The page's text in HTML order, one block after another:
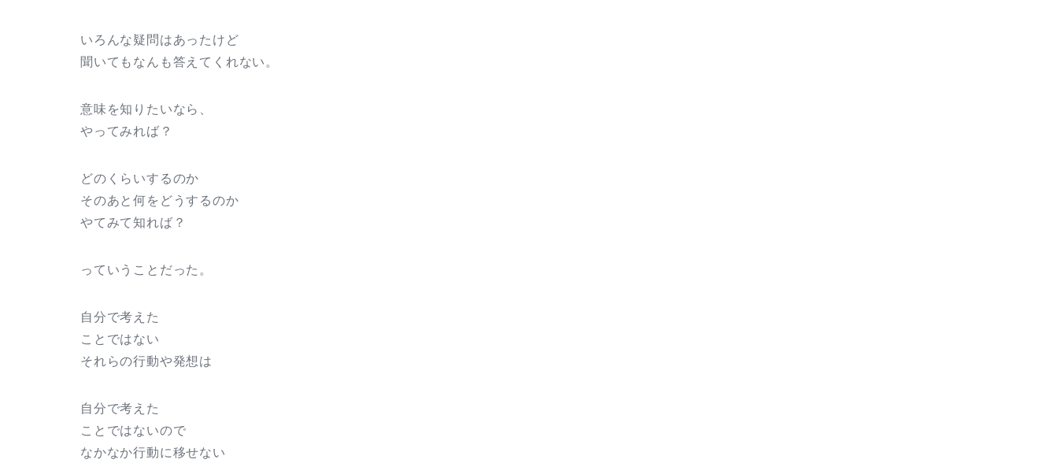
いろんな疑問はあったけど
聞いてもなんも答えてくれない。
意味を知りたいなら、
やってみれば？
どのくらいするのか
そのあと何をどうするのか
やてみて知れば？
っていうことだった。
自分で考えた
ことではない
それらの行動や発想は
自分で考えた
ことではないので
なかなか行動に移せない